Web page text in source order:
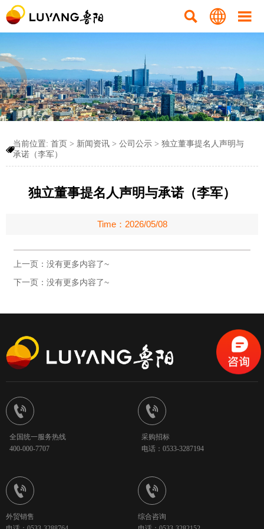
  

当前位置: 首页 > 新闻资讯 > 公司公示 > 独立董事提名人声明与
承诺（李军）
独立董事提名人声明与承诺（李军）
Time：2026/05/08
上一页：没有更多内容了~
下一页：没有更多内容了~

全国统一服务热线
400-000-7707

采购招标
电话：0533-3287194

外贸销售

综合咨询